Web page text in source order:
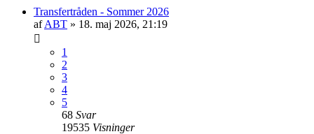
Transfertråden - Sommer 2026
afABT » 18. maj 2026, 21:19
1
2
3
4
5
68 Svar
19535 Visninger